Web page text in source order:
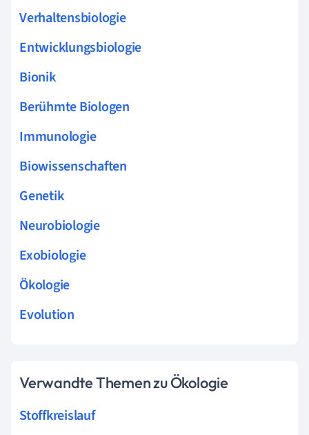
Verhaltensbiologie
Entwicklungsbiologie
Bionik
Berühmte Biologen
Immunologie
Biowissenschaften
Genetik
Neurobiologie
Exobiologie
Ökologie
Evolution
Verwandte Themen zu Ökologie
Stoffkreislauf